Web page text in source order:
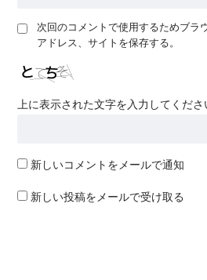
次回のコメントで使用するためブラ
アドレス、サイトを保存する。
上に表示された文字を入力してくださ
新しいコメントをメールで通知
新しい投稿をメールで受け取る